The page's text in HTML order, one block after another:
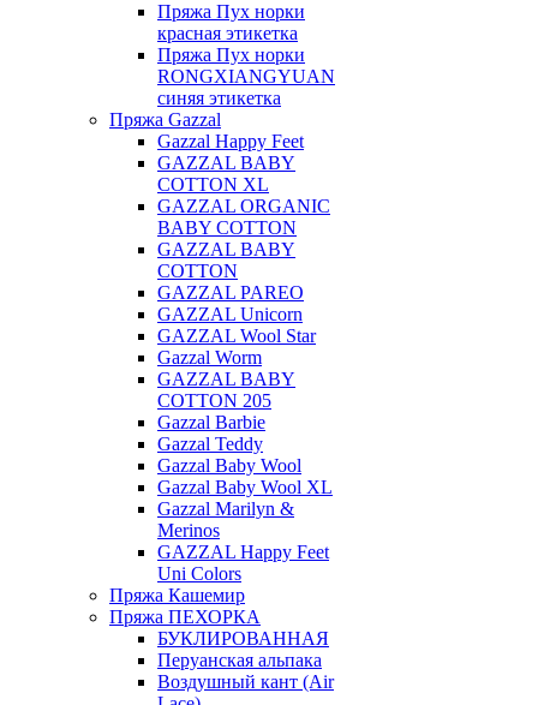
Пряжа Пух норки
красная этикетка
Пряжа Пух норки
RONGXIANGYUAN
синяя этикетка
Пряжа Gazzal
Gazzal Happy Feet
GAZZAL BABY
COTTON XL
GAZZAL ORGANIC
BABY COTTON
GAZZAL BABY
COTTON
GAZZAL PAREO
GAZZAL Unicorn
GAZZAL Wool Star
Gazzal Worm
GAZZAL BABY
COTTON 205
Gazzal Barbie
Gazzal Teddy
Gazzal Baby Wool
Gazzal Baby Wool XL
Gazzal Marilyn &
Merinos
GAZZAL Happy Feet
Uni Colors
Пряжа Кашемир
Пряжа ПЕХОРКА
БУКЛИРОВАННАЯ
Перуанская альпака
Воздушный кант (Air